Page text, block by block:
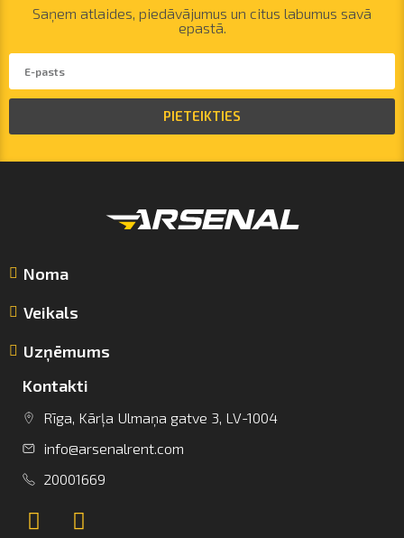
info@arsenalrent.com
+37120001669
Saņem atlaides, piedāvājumus un citus labumus savā
epastā.
PIETEIKTIES
Noma
Veikals
Uzņēmums
Kontakti
Rīga, Kārļa Ulmaņa gatve 3, LV-1004
info@arsenalrent.com
20001669